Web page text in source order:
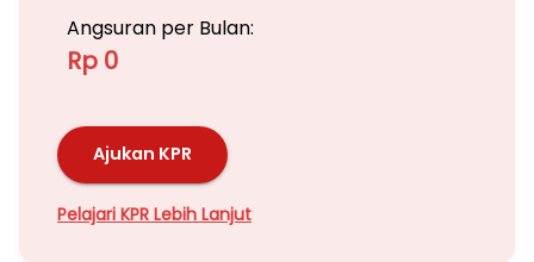
Angsuran per Bulan:
Rp 0
Ajukan KPR
Pelajari KPR Lebih Lanjut